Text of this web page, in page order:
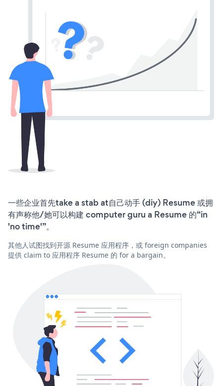
一些企业首先take a stab at自己动手 (diy) Resume 或拥
有声称他/她可以构建 computer guru a Resume 的“in
'no time'”。
其他人试图找到开源 Resume 应用程序，或 foreign companies
提供 claim to 应用程序 Resume 的 for a bargain。